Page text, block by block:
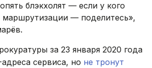
блэкхолят — если у кого
— поделитесь»,
за 23 января 2020 года
адреса сервиса, но не тронут